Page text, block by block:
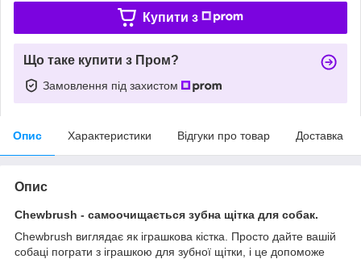
Купити з
Що таке купити з Пром?
Замовлення під захистом
Опис Характеристики Відгуки про товар Доставка
Опис
Chewbrush - самоочищається зубна щітка для собак.
Chewbrush виглядає як іграшкова кістка. Просто дайте вашій
собаці пограти з іграшкою для зубної щітки, і це допоможе